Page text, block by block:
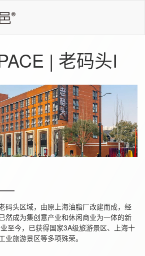
| 老码头I
码头区域，由原上海油脂厂改建而成，经
然成为集创意产业和休闲商业为一体的新
至今，已获得国家3A级旅游景区、上海十
旅游景区等多项殊荣。